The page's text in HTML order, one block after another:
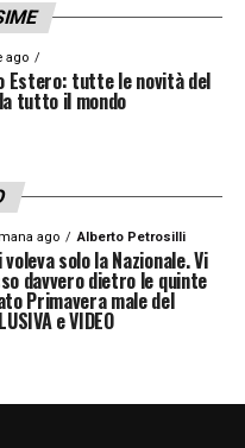
ago
Estero: tutte le novità del
tutto il mondo
ago Alberto Petrosilli
solo la Nazionale. Vi
davvero dietro le quinte
Primavera male del
e VIDEO